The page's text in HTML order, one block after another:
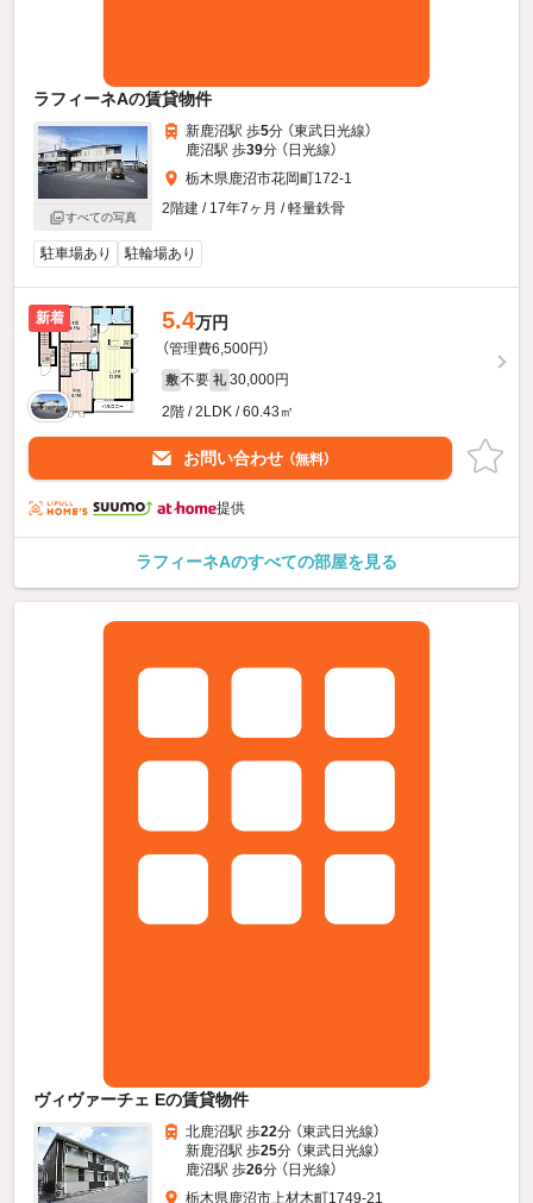
ラフィーネAの賃貸物件
すべての写真
新鹿沼駅 歩5分 （東武日光線）
鹿沼駅 歩39分 （日光線）
栃木県鹿沼市花岡町172-1
2階建 / 17年7ヶ月 / 軽量鉄骨
駐車場あり 駐輪場あり
新着 5.4万円
（管理費6,500円）
敷 不要 礼 30,000円
2階 / 2LDK / 60.43㎡
お問い合わせ （無料）
提供
ラフィーネAのすべての部屋を見る
ヴィヴァーチェ Eの賃貸物件
北鹿沼駅 歩22分 （東武日光線）
新鹿沼駅 歩25分 （東武日光線）
鹿沼駅 歩26分 （日光線）
栃木県鹿沼市上材木町1749-21